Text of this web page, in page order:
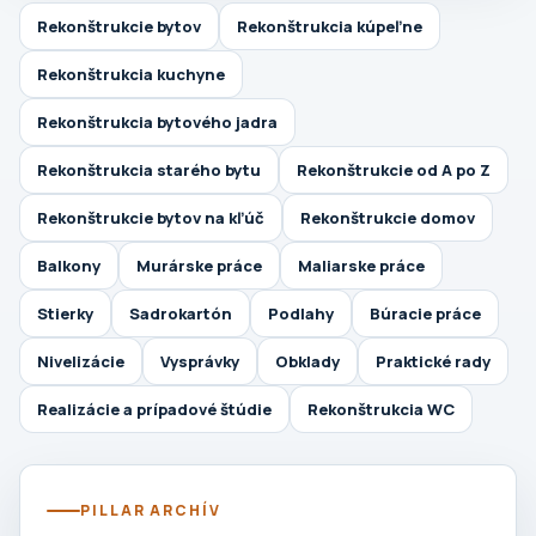
Rekonštrukcie bytov Rekonštrukcia kúpeľne
Rekonštrukcia kuchyne
Rekonštrukcia bytového jadra
Rekonštrukcia starého bytu Rekonštrukcie od A po Z
Rekonštrukcie bytov na kľúč Rekonštrukcie domov
Balkony Murárske práce Maliarske práce
Stierky Sadrokartón Podlahy Búracie práce
Nivelizácie Vysprávky Obklady Praktické rady
Realizácie a prípadové štúdie Rekonštrukcia WC
PILLAR ARCHÍV